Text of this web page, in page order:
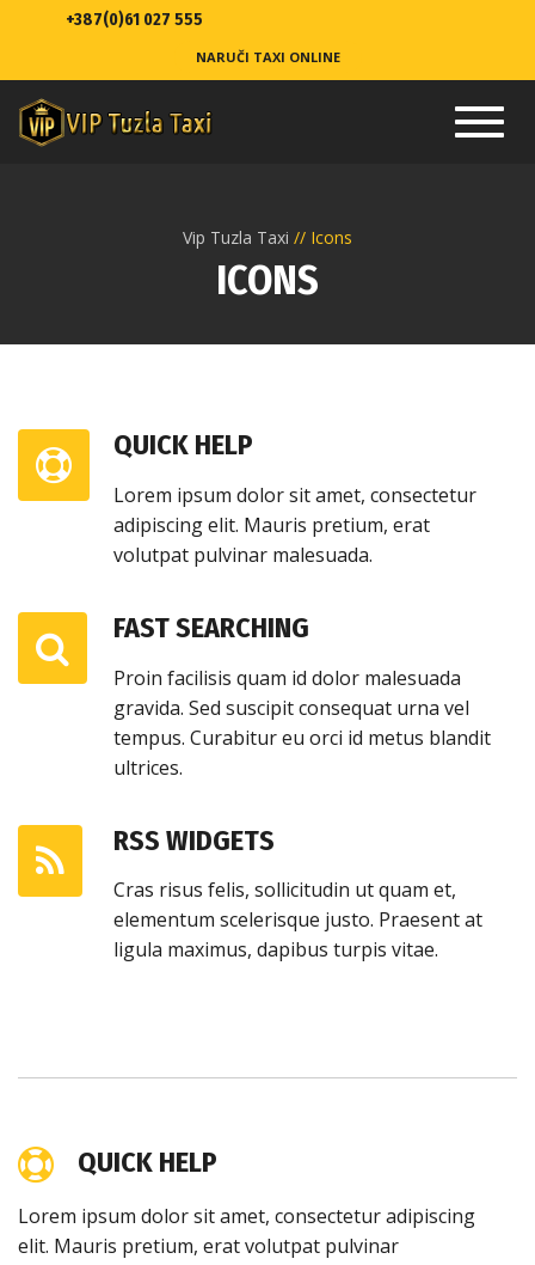
+387(0)61 027 555
NARUČI TAXI ONLINE
Vip Tuzla Taxi Icons
ICONS
QUICK HELP
Lorem ipsum dolor sit amet, consectetur
adipiscing elit. Mauris pretium, erat
volutpat pulvinar malesuada.
FAST SEARCHING
Proin facilisis quam id dolor malesuada
gravida. Sed suscipit consequat urna vel
tempus. Curabitur eu orci id metus blandit
ultrices.
RSS WIDGETS
Cras risus felis, sollicitudin ut quam et,
elementum scelerisque justo. Praesent at
ligula maximus, dapibus turpis vitae.
QUICK HELP
Lorem ipsum dolor sit amet, consectetur adipiscing
elit. Mauris pretium, erat volutpat pulvinar